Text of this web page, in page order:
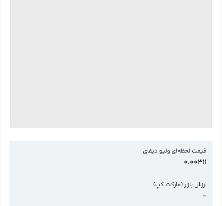
قیمت لحظه‌ای ولیو دیفای
0.00311
ارزش بازار (مارکت کپ)
-